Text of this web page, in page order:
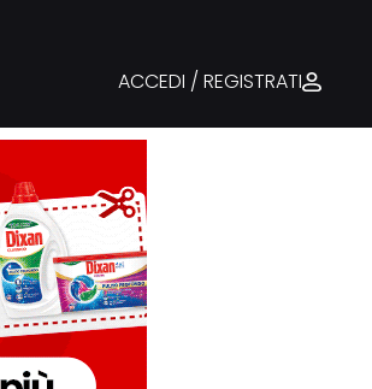
ACCEDI / REGISTRATI